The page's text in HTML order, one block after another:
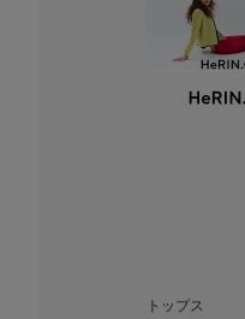
トップス